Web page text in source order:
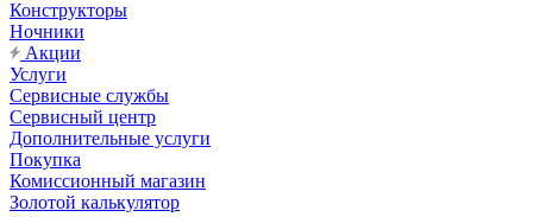
Конструкторы
Ночники
Акции
Услуги
Сервисные службы
Сервисный центр
Дополнительные услуги
Покупка
Комиссионный магазин
Золотой калькулятор